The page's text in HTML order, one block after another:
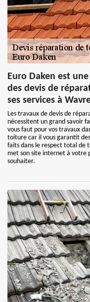
Euro Daken est
des devis de
ses services à
Les travaux de devis de
nécessitent un grand savoir
vous faut pour vos travaux
toiture car il vous garantit
faits dans le respect total de
met son site internet à votre
souhaiter.